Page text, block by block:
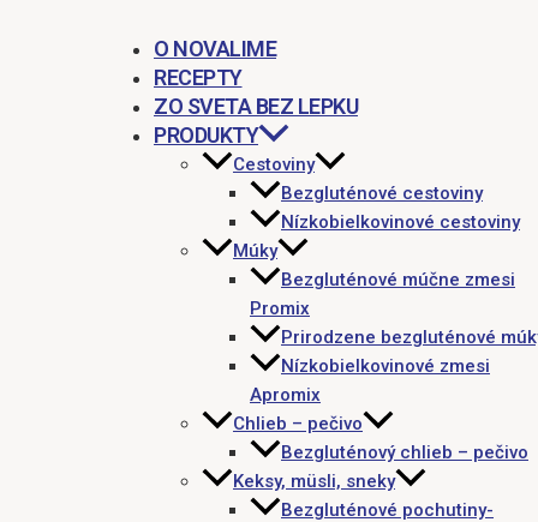
O NOVALIME
RECEPTY
ZO SVETA BEZ LEPKU
PRODUKTY
Cestoviny
Bezgluténové cestoviny
Nízkobielkovinové cestoviny
Múky
Bezgluténové múčne zmesi
Promix
Prirodzene bezgluténové
Nízkobielkovinové zmesi
Apromix
Chlieb – pečivo
Bezgluténový chlieb – pečivo
Keksy, müsli, sneky
Bezgluténové pochutiny-